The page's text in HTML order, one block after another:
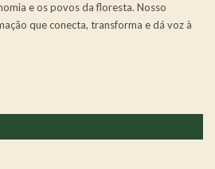
e os povos da floresta. Nosso
que conecta, transforma e dá voz à